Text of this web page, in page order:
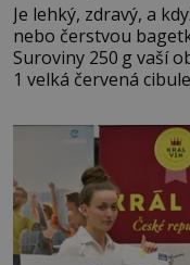
Je lehký, zdravý, a
nebo čerstvou
Suroviny 250 g vaší oblíbené čočky 150 g cherry rajčátek
1 velká červená